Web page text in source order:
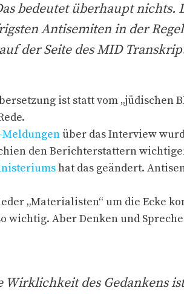
bedeutet überhaupt nichts.
Antisemiten in der
der Seite des MID
ist statt vom „jüdischen
über das Interview
den Berichterstattern
hat das geändert.
„Materialisten“ um die Ecke
wichtig. Aber Denken und
des Gedankens